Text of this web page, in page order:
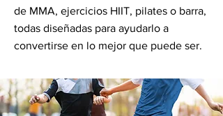
de MMA, ejercicios HIIT, pilates o barra,
todas diseñadas para ayudarlo a
convertirse en lo mejor que puede ser.